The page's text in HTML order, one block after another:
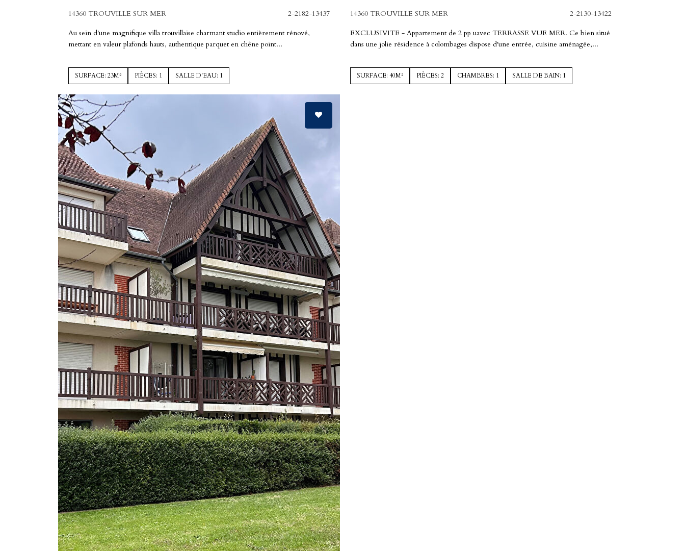
14360 TROUVILLE SUR MER
2-2182-13437
Au sein d'une magnifique villa trouvillaise charmant studio entièrement rénové,
mettant en valeur plafonds hauts, authentique parquet en chêne point...
SURFACE: 23M² PIÈCES: 1 SALLE D'EAU: 1
14360 TROUVILLE SUR MER
2-2130-13422
EXCLUSIVITE - Appartement de 2 pp uavec TERRASSE VUE MER. Ce bien situé
dans une jolie résidence à colombages dispose d'une entrée, cuisine aménagée,...
SURFACE: 40M² PIÈCES: 2 CHAMBRES: 1 SALLE DE BAIN: 1